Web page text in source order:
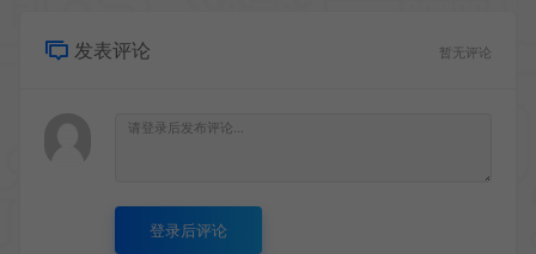
发表评论 暂无评论
登录后评论